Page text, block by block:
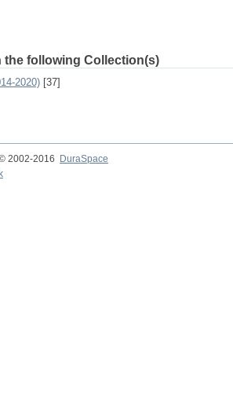
the following Collection(s)
2020) [37]
2002-2016
DuraSpace